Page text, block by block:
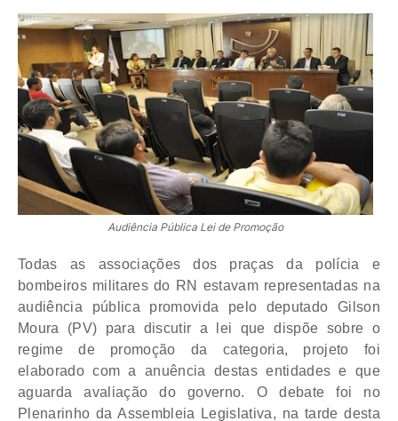
Audiência Pública Lei de Promoção
Todas as associações dos praças da polícia e
bombeiros militares do RN estavam representadas na
audiência pública promovida pelo deputado Gilson
Moura (PV) para discutir a lei que dispõe sobre o
regime de promoção da categoria, projeto foi
elaborado com a anuência destas entidades e que
aguarda avaliação do governo. O debate foi no
Plenarinho da Assembleia Legislativa, na tarde desta